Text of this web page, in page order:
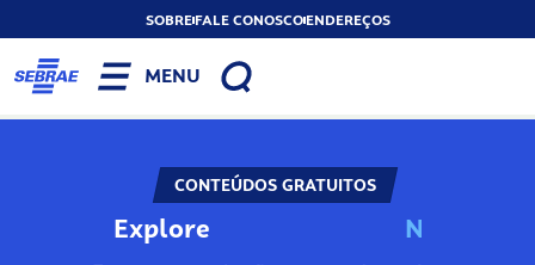
SOBREFALE CONOSCOENDEREÇOS
MENU
CONTEÚDOS GRATUITOS
Explore N